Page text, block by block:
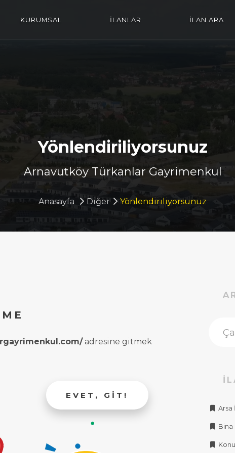
KURUMSAL İLANLAR İLAN ARA
Yönlendiriliyorsunuz
Arnavutköy Türkanlar Gayrimenkul
Anasayfa Diğer Yönlendiriliyorsunuz
adresine gitmek
EVET, GIT!
Arsa
Bina